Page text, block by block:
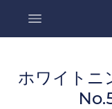
ホワイトニ